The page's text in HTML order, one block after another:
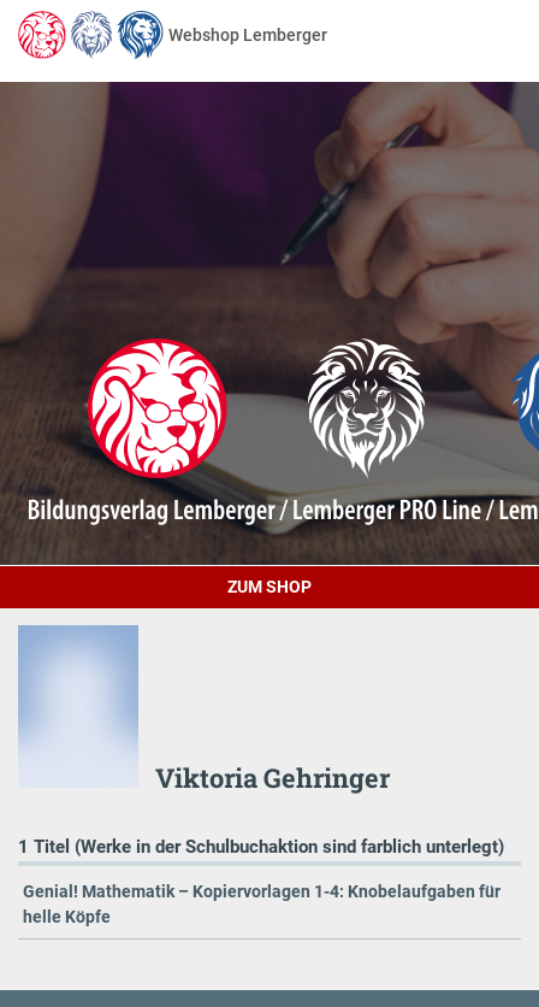
Webshop Lemberger
ZUM SHOP
Viktoria Gehringer
1 Titel (Werke in der Schulbuchaktion sind farblich unterlegt)
Genial! Mathematik – Kopiervorlagen 1-4: Knobelaufgaben für
helle Köpfe